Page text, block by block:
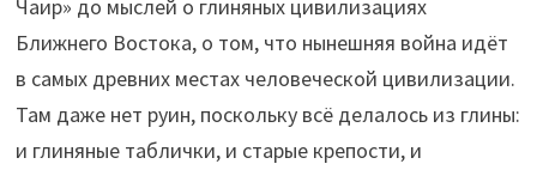
Чаир» до мыслей о глиняных цивилизациях
Ближнего Востока, о том, что нынешняя война идёт
в самых древних местах человеческой цивилизации.
Там даже нет руин, поскольку всё делалось из глины:
и глиняные таблички, и старые крепости, и